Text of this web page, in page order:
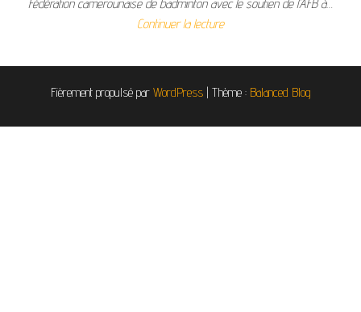
Fédération camerounaise de badminton avec le soutien de l’AFB à…
Continuer la lecture
Fièrement propulsé par WordPress | Thème : Balanced Blog